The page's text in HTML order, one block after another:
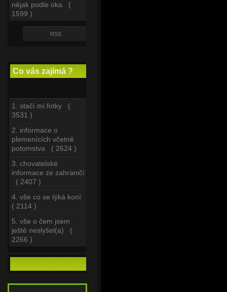
nějak podle oka (
1599 )
RSS
Co vás zajímá ?
1. stačí mi fotky (
3531 )
2. informace o
plemenících včetně
potomstva ( 2624 )
3. chovatelské
informace ze zahraničí
( 2407 )
4. vše co se týká koní
( 2114 )
5. vše o čem jsem
ještě neslyšel(a) (
2266 )